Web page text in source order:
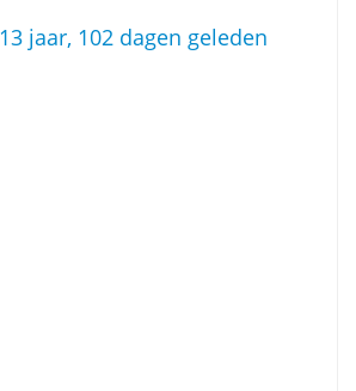
13 jaar, 102 dagen geleden